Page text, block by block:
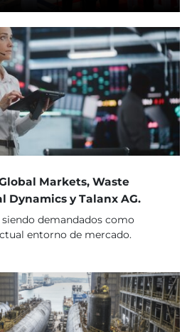
Markets, Waste
Dynamics y Talanx AG.
demandados como
entorno de mercado.